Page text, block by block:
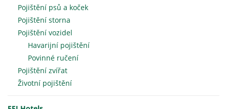
Pojištění psů a koček
Pojištění storna
Pojištění vozidel
Havarijní pojištění
Povinné ručení
Pojištění zvířat
Životní pojištění